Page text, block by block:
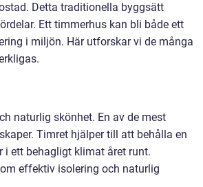
Detta traditionella byggsätt
Ett timmerhus kan bli både ett
i miljön. Här utforskar vi de många
naturlig skönhet. En av de mest
Timret hjälper till att behålla en
i ett behagligt klimat året runt.
effektiv isolering och naturlig